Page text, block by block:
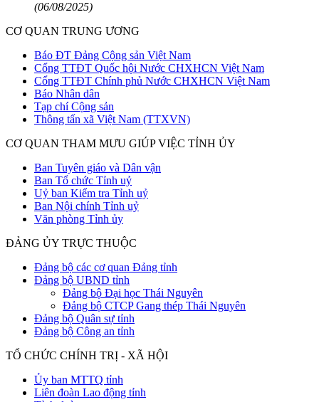
(06/08/2025)
CƠ QUAN TRUNG ƯƠNG
Báo ĐT Đảng Cộng sản Việt Nam
Cổng TTĐT Quốc hội Nước CHXHCN Việt Nam
Cổng TTĐT Chính phủ Nước CHXHCN Việt Nam
Báo Nhân dân
Tạp chí Cộng sản
Thông tấn xã Việt Nam (TTXVN)
CƠ QUAN THAM MƯU GIÚP VIỆC TỈNH ỦY
Ban Tuyên giáo và Dân vận
Ban Tổ chức Tỉnh uỷ
Uỷ ban Kiểm tra Tỉnh uỷ
Ban Nội chính Tỉnh uỷ
Văn phòng Tỉnh ủy
ĐẢNG ỦY TRỰC THUỘC
Đảng bộ các cơ quan Đảng tỉnh
Đảng bộ UBND tỉnh
Đảng bộ Đại học Thái Nguyên
Đảng bộ CTCP Gang thép Thái Nguyên
Đảng bộ Quân sự tỉnh
Đảng bộ Công an tỉnh
TỔ CHỨC CHÍNH TRỊ - XÃ HỘI
Ủy ban MTTQ tỉnh
Liên đoàn Lao động tỉnh